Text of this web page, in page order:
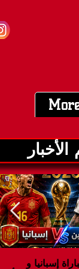
الأخبار
إسبانيا و